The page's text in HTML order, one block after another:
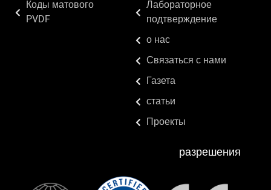
Коды матового
PVDF
Лабораторное
подтверждение
о нас
Связаться с нами
Газета
статьи
Проекты
разрешения